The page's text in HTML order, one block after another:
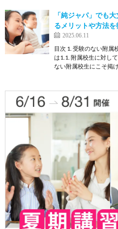
「純ジャパ」でも
るメリットや方法
2025.06.11
目次 1. 受験のない附属
は1.1. 附属校生に対し
ない附属校生にこそ掲